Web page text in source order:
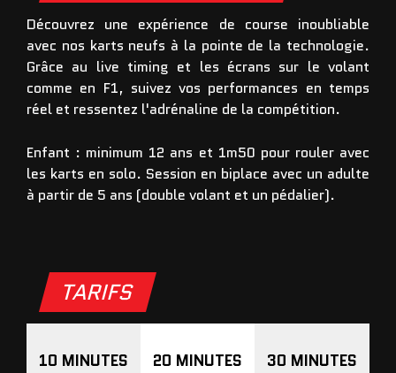
Découvrez une expérience de course inoubliable
avec nos karts neufs à la pointe de la technologie.
Grâce au live timing et les écrans sur le volant
comme en F1, suivez vos performances en temps
réel et ressentez l'adrénaline de la compétition.
Enfant : minimum 12 ans et 1m50 pour rouler avec
les karts en solo. Session en biplace avec un adulte
à partir de 5 ans (double volant et un pédalier).
TARIFS
10 MINUTES 20 MINUTES 30 MINUTES